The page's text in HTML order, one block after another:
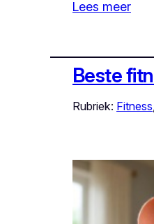
Lees meer
Beste
Rubriek: Fitness,